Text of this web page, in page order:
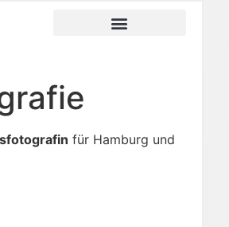
für Hamburg und